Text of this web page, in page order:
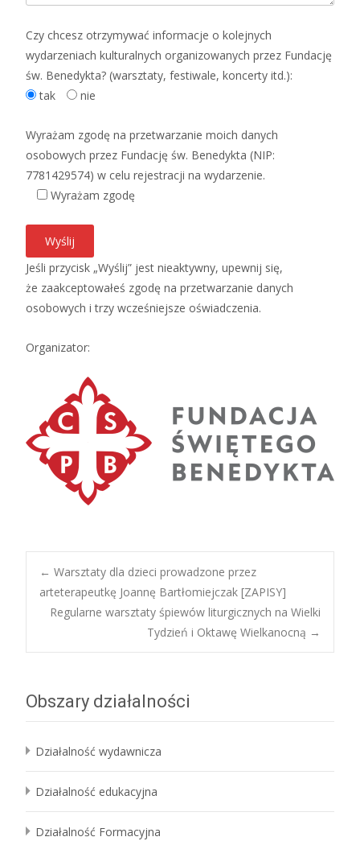
Czy chcesz otrzymywać informacje o kolejnych
wydarzeniach kulturalnych organizowanych przez Fundację
św. Benedykta? (warsztaty, festiwale, koncerty itd.):
tak
nie
Wyrażam zgodę na przetwarzanie moich danych
osobowych przez Fundację św. Benedykta (NIP:
7781429574) w celu rejestracji na wydarzenie.
Wyrażam zgodę
Jeśli przycisk „Wyślij” jest nieaktywny, upewnij się,
że zaakceptowałeś zgodę na przetwarzanie danych
osobowych i trzy wcześniejsze oświadczenia.
Organizator:
Post
navigation
← Warsztaty dla dzieci prowadzone przez
arteterapeutkę Joannę Bartłomiejczak [ZAPISY]
Regularne warsztaty śpiewów liturgicznych na Wielki
Tydzień i Oktawę Wielkanocną →
Obszary działalności
Działalność wydawnicza
Działalność edukacyjna
Działalność Formacyjna